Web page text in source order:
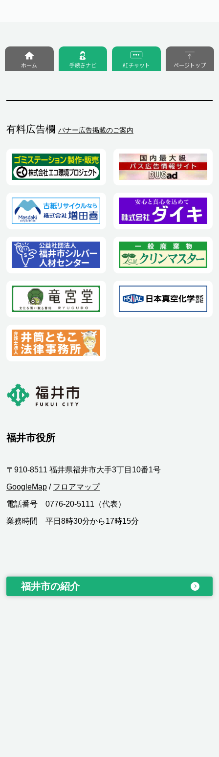
有料広告欄 バナー広告掲載のご案内
ホーム 手続きナビ AIチャット ページトップ
福井市役所
〒910-8511 福井県福井市大手3丁目10番1号
GoogleMap / フロアマップ
電話番号 0776-20-5111（代表）
業務時間 平日8時30分から17時15分
福井市の紹介